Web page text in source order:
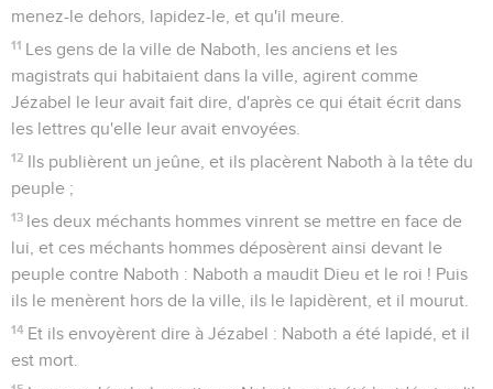
menez-le dehors, lapidez-le, et qu'il meure.
11 Les gens de la ville de Naboth, les anciens et les
magistrats qui habitaient dans la ville, agirent comme
Jézabel le leur avait fait dire, d'après ce qui était écrit dans
les lettres qu'elle leur avait envoyées.
12 Ils publièrent un jeûne, et ils placèrent Naboth à la tête du
peuple ;
13 les deux méchants hommes vinrent se mettre en face de
lui, et ces méchants hommes déposèrent ainsi devant le
peuple contre Naboth : Naboth a maudit Dieu et le roi ! Puis
ils le menèrent hors de la ville, ils le lapidèrent, et il mourut.
14 Et ils envoyèrent dire à Jézabel : Naboth a été lapidé, et il
est mort.